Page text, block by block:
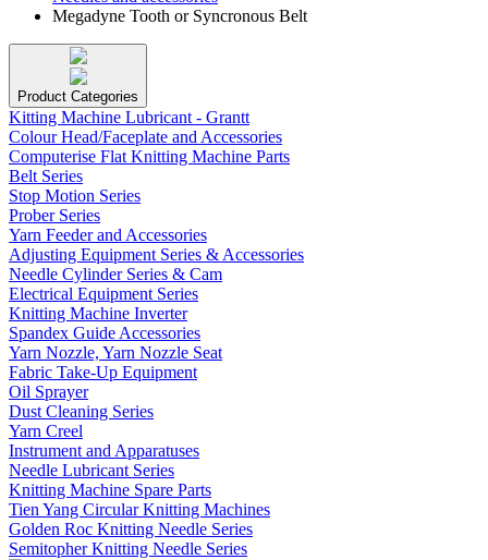
Megadyne Tooth or Syncronous Belt
Product Categories
Kitting Machine Lubricant - Grantt
Colour Head/Faceplate and Accessories
Computerise Flat Knitting Machine Parts
Belt Series
Stop Motion Series
Prober Series
Yarn Feeder and Accessories
Adjusting Equipment Series & Accessories
Needle Cylinder Series & Cam
Electrical Equipment Series
Knitting Machine Inverter
Spandex Guide Accessories
Yarn Nozzle, Yarn Nozzle Seat
Fabric Take-Up Equipment
Oil Sprayer
Dust Cleaning Series
Yarn Creel
Instrument and Apparatuses
Needle Lubricant Series
Knitting Machine Spare Parts
Tien Yang Circular Knitting Machines
Golden Roc Knitting Needle Series
Semitopher Knitting Needle Series